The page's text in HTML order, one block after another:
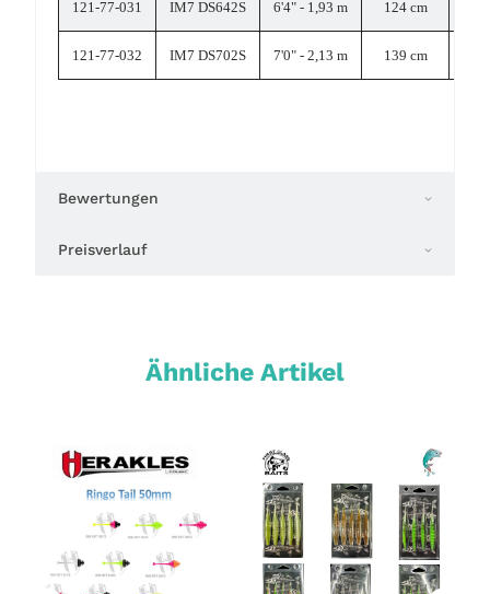
121-77-031 IM7 DS642S 6'4" - 1,93 m 124 cm
121-77-032 IM7 DS702S 7'0" - 2,13 m 139 cm
Bewertungen
Preisverlauf
Ähnliche Artikel